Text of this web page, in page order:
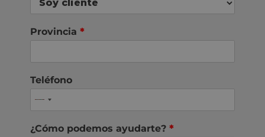
Provincia *
Teléfono
¿Cómo podemos ayudarte? *